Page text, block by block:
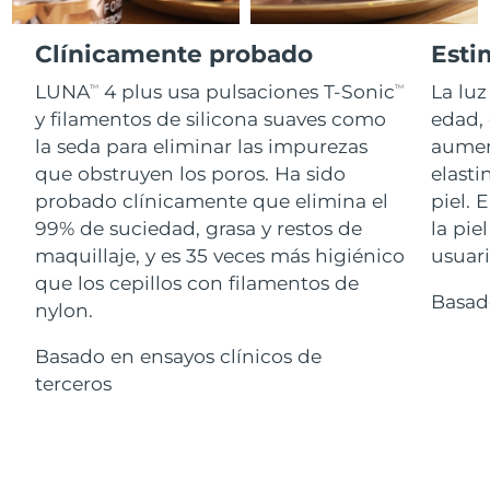
Clínicamente probado
LUNATM 4 plus usa pulsaciones T-SonicTM
y filamentos de silicona suaves como
la seda para eliminar las impurezas
que obstruyen los poros. Ha sido
probado clínicamente que elimina el
99% de suciedad, grasa y restos de
maquillaje, y es 35 veces más higiénico
que los cepillos con filamentos de
nylon.
Basado en ensayos clínicos de
terceros
La
edad,
piel.
la
For healthy hair
18% PAP
Comprar todo
FOREO APP
ACERCA DE
Israel Entrega prevista8/14/26
Japón Entrega prevista 8/13/26
Jersey Entrega prevista 8/15/26
Kazajistán Entrega prevista 8/12/26
Kuwait Entrega prevista
Líbano